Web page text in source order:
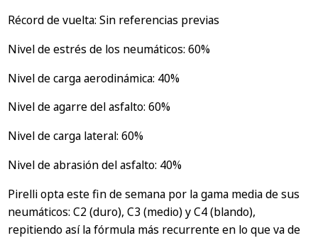
Récord de vuelta: Sin referencias previas
Nivel de estrés de los neumáticos: 60%
Nivel de carga aerodinámica: 40%
Nivel de agarre del asfalto: 60%
Nivel de carga lateral: 60%
Nivel de abrasión del asfalto: 40%
Pirelli opta este fin de semana por la gama media de sus
neumáticos: C2 (duro), C3 (medio) y C4 (blando),
repitiendo así la fórmula más recurrente en lo que va de